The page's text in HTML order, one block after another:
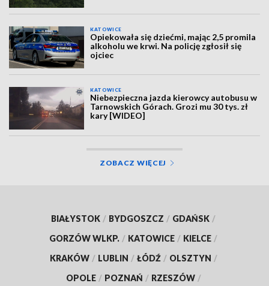
KATOWICE
Opiekowała się dziećmi, mając 2,5 promila
alkoholu we krwi. Na policję zgłosił się
ojciec
KATOWICE
Niebezpieczna jazda kierowcy autobusu w
Tarnowskich Górach. Grozi mu 30 tys. zł
kary [WIDEO]
ZOBACZ WIĘCEJ
BIAŁYSTOK / BYDGOSZCZ / GDAŃSK /
GORZÓW WLKP. / KATOWICE / KIELCE /
KRAKÓW / LUBLIN / ŁÓDŹ / OLSZTYN /
OPOLE / POZNAŃ / RZESZÓW /